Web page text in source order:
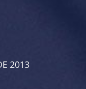
2013